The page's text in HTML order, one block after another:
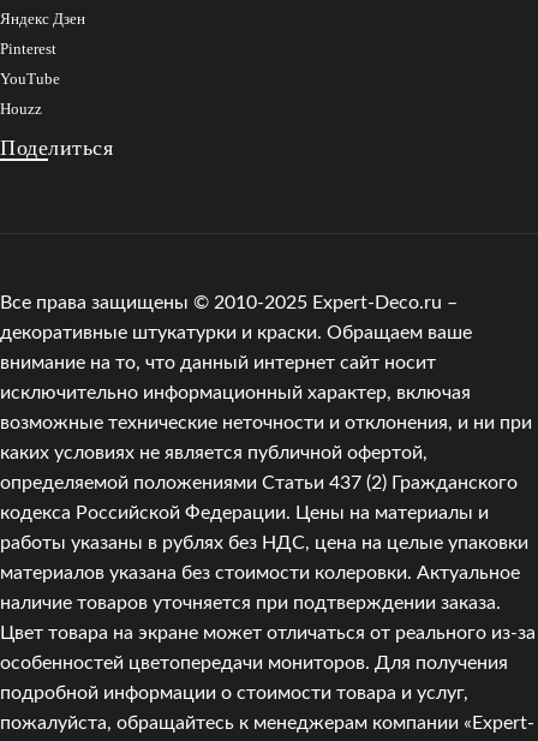
Яндекс Дзен
Pinterest
YouTube
Houzz
Поделиться
Все права защищены © 2010-2025 Expert-Deco.ru –
декоративные штукатурки и краски. Обращаем ваше
внимание на то, что данный интернет сайт носит
исключительно информационный характер, включая
возможные технические неточности и отклонения, и ни при
каких условиях не является публичной офертой,
определяемой положениями Статьи 437 (2) Гражданского
кодекса Российской Федерации. Цены на материалы и
работы указаны в рублях без НДС, цена на целые упаковки
материалов указана без стоимости колеровки. Актуальное
наличие товаров уточняется при подтверждении заказа.
Цвет товара на экране может отличаться от реального из‑за
особенностей цветопередачи мониторов. Для получения
подробной информации о стоимости товара и услуг,
пожалуйста, обращайтесь к менеджерам компании «Expert-